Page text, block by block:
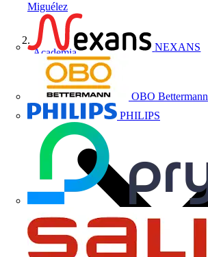
Miguélez
NEXANS
OBO Bettermann
PHILIPS
Academia